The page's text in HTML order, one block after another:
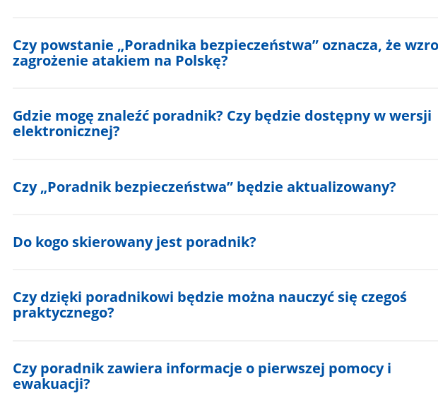
Czy powstanie „Poradnika bezpieczeństwa” oznacza, że
zagrożenie atakiem na Polskę?
Gdzie mogę znaleźć poradnik? Czy będzie dostępny w wersji
elektronicznej?
Czy „Poradnik bezpieczeństwa” będzie aktualizowany?
Do kogo skierowany jest poradnik?
Czy dzięki poradnikowi będzie można nauczyć się czegoś
praktycznego?
Czy poradnik zawiera informacje o pierwszej pomocy i
ewakuacji?